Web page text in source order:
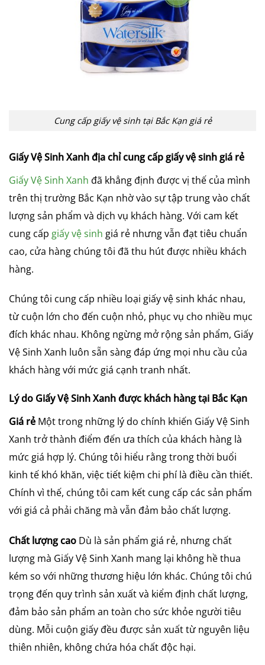
Cung cấp giấy vệ sinh tại Bắc Kạn giá rẻ
Giấy Vệ Sinh Xanh địa chỉ cung cấp giấy vệ sinh giá rẻ
Giấy Vệ Sinh Xanh đã khẳng định được vị thế của mình
trên thị trường Bắc Kạn nhờ vào sự tập trung vào chất
lượng sản phẩm và dịch vụ khách hàng. Với cam kết
cung cấp giấy vệ sinh giá rẻ nhưng vẫn đạt tiêu chuẩn
cao, cửa hàng chúng tôi đã thu hút được nhiều khách
hàng.
Chúng tôi cung cấp nhiều loại giấy vệ sinh khác nhau,
từ cuộn lớn cho đến cuộn nhỏ, phục vụ cho nhiều mục
đích khác nhau. Không ngừng mở rộng sản phẩm, Giấy
Vệ Sinh Xanh luôn sẵn sàng đáp ứng mọi nhu cầu của
khách hàng với mức giá cạnh tranh nhất.
Lý do Giấy Vệ Sinh Xanh được khách hàng tại Bắc Kạn
Giá rẻ Một trong những lý do chính khiến Giấy Vệ Sinh
Xanh trở thành điểm đến ưa thích của khách hàng là
mức giá hợp lý. Chúng tôi hiểu rằng trong thời buổi
kinh tế khó khăn, việc tiết kiệm chi phí là điều cần thiết.
Chính vì thế, chúng tôi cam kết cung cấp các sản phẩm
với giá cả phải chăng mà vẫn đảm bảo chất lượng.
Chất lượng cao Dù là sản phẩm giá rẻ, nhưng chất
lượng mà Giấy Vệ Sinh Xanh mang lại không hề thua
kém so với những thương hiệu lớn khác. Chúng tôi chú
trọng đến quy trình sản xuất và kiểm định chất lượng,
đảm bảo sản phẩm an toàn cho sức khỏe người tiêu
dùng. Mỗi cuộn giấy đều được sản xuất từ nguyên liệu
thiên nhiên, không chứa hóa chất độc hại.